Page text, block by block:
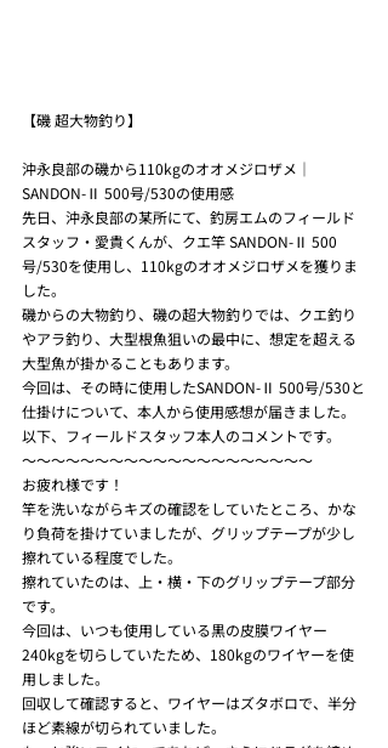
【磯 超大物釣り】
沖永良部の磯から110kgのオオメジロザメ｜
SANDON-Ⅱ 500号/530の使用感
先日、沖永良部の某所にて、釣房エムのフィールド
スタッフ・愛貴くんが、クエ竿 SANDON-Ⅱ 500
号/530を使用し、110kgのオオメジロザメを獲りま
した。
磯からの大物釣り、磯の超大物釣りでは、クエ釣り
やアラ釣り、大型根魚狙いの最中に、想定を超える
大型魚が掛かることもあります。
今回は、その時に使用したSANDON-Ⅱ 500号/530と
仕掛けについて、本人から使用感想が届きました。
以下、フィールドスタッフ本人のコメントです。
〜〜〜〜〜〜〜〜〜〜〜〜〜〜〜〜〜〜〜〜
お疲れ様です！
竿を洗いながらキズの確認をしていたところ、かな
り負荷を掛けていましたが、グリップテープが少し
擦れている程度でした。
擦れていたのは、上・横・下のグリップテープ部分
です。
今回は、いつも使用している黒の皮膜ワイヤー
240kgを切らしていたため、180kgのワイヤーを使
用しました。
回収して確認すると、ワイヤーはズタボロで、半分
ほど素線が切られていました。